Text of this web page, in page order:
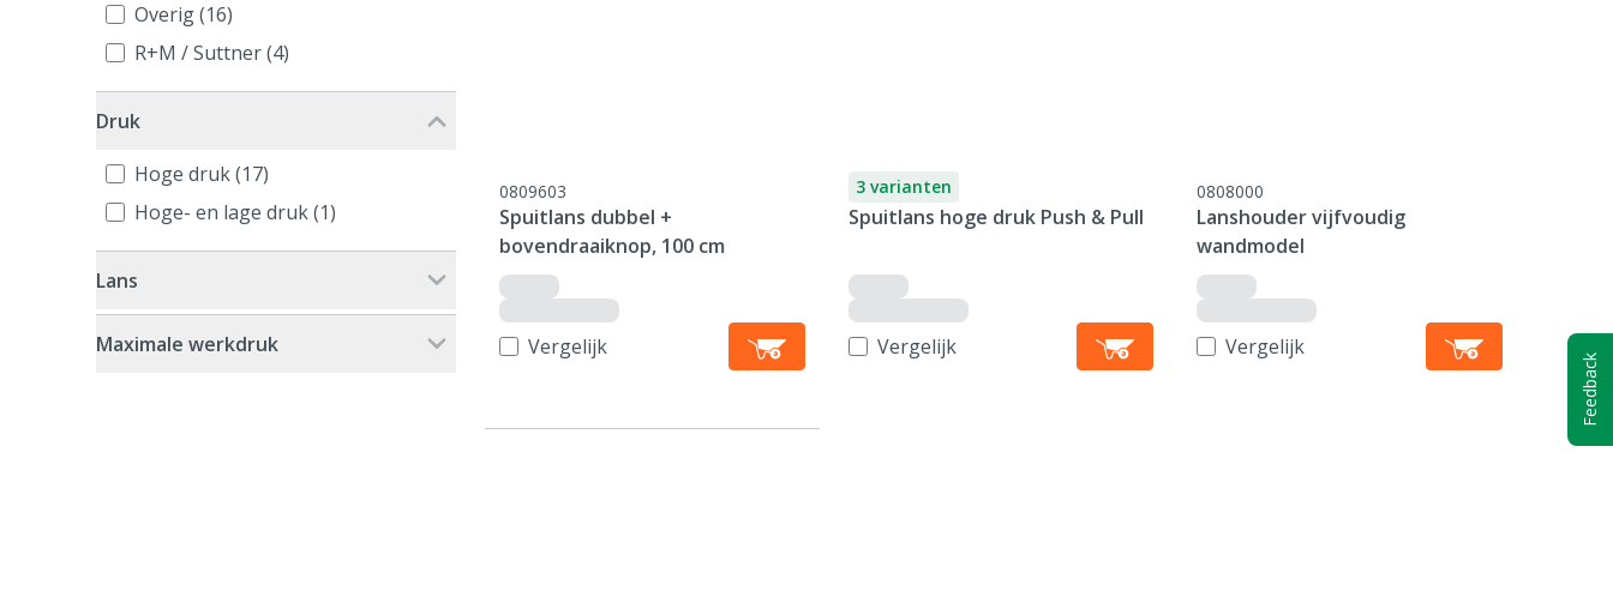
Overig (16)
R+M / Suttner (4)
Druk
Hoge druk (17)
Hoge- en lage druk (1)
Lans
Maximale werkdruk
0809603
Spuitlans dubbel +
bovendraaiknop, 100 cm
Vergelijk
3 varianten
Spuitlans hoge druk Push & Pull
Vergelijk
0808000
Lanshouder vijfvoudig
wandmodel
Vergelijk
Feedback